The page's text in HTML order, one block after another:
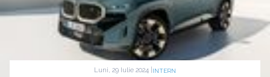
Luni, 29 Iulie 2024 | INTERN